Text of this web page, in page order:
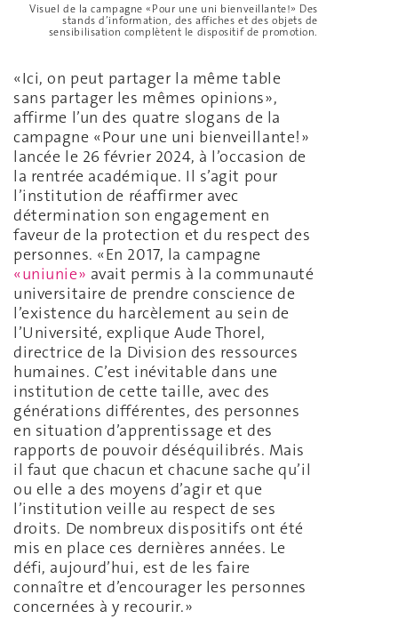
Visuel de la campagne «Pour une uni bienveillante!» Des
stands d’information, des affiches et des objets de
sensibilisation complètent le dispositif de promotion.
«Ici, on peut partager la même table
sans partager les mêmes opinions»,
affirme l’un des quatre slogans de la
campagne «Pour une uni bienveillante!»
lancée le 26 février 2024, à l’occasion de
la rentrée académique. Il s’agit pour
l’institution de réaffirmer avec
détermination son engagement en
faveur de la protection et du respect des
personnes. «En 2017, la campagne
«uniunie» avait permis à la communauté
universitaire de prendre conscience de
l’existence du harcèlement au sein de
l’Université, explique Aude Thorel,
directrice de la Division des ressources
humaines. C’est inévitable dans une
institution de cette taille, avec des
générations différentes, des personnes
en situation d’apprentissage et des
rapports de pouvoir déséquilibrés. Mais
il faut que chacun et chacune sache qu’il
ou elle a des moyens d’agir et que
l’institution veille au respect de ses
droits. De nombreux dispositifs ont été
mis en place ces dernières années. Le
défi, aujourd’hui, est de les faire
connaître et d’encourager les personnes
concernées à y recourir.»